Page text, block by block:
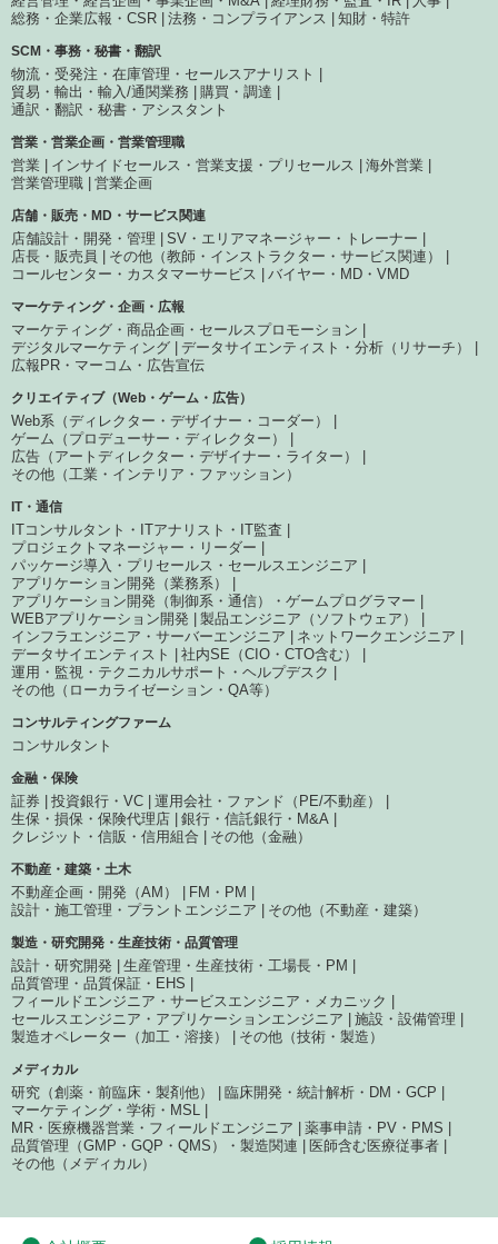
総務・企業広報・CSR
法務・コンプライアンス 知財・特許
SCM・事務・秘書・翻訳
物流・受発注・在庫管理・セールスアナリスト
貿易・輸出・輸入/通関業務
購買・調達
通訳・翻訳・秘書・アシスタント
営業・営業企画・営業管理職
営業 インサイドセールス・営業支援・プリセールス
海外営業
営業管理職
営業企画
店舗・販売・MD・サービス関連
店舗設計・開発・管理
SV・エリアマネージャー・トレーナー
店長・販売員
その他（教師・インストラクター・サービス関連）
コールセンター・カスタマーサービス
バイヤー・MD・VMD
マーケティング・企画・広報
マーケティング・商品企画・セールスプロモーション
デジタルマーケティング
データサイエンティスト・分析（リサーチ）
広報PR・マーコム・広告宣伝
クリエイティブ（Web・ゲーム・広告）
Web系（ディレクター・デザイナー・コーダー）
ゲーム（プロデューサー・ディレクター）
広告（アートディレクター・デザイナー・ライター）
その他（工業・インテリア・ファッション）
IT・通信
ITコンサルタント・ITアナリスト・IT監査
プロジェクトマネージャー・リーダー
パッケージ導入・プリセールス・セールスエンジニア
アプリケーション開発（業務系）
アプリケーション開発（制御系・通信）・ゲームプログラマー
WEBアプリケーション開発
製品エンジニア（ソフトウェア）
インフラエンジニア・サーバーエンジニア
ネットワークエンジニア
データサイエンティスト
社内SE（CIO・CTO含む）
運用・監視・テクニカルサポート・ヘルプデスク
その他（ローカライゼーション・QA等）
コンサルティングファーム
コンサルタント
金融・保険
証券 投資銀行・VC
運用会社・ファンド（PE/不動産）
生保・損保・保険代理店
銀行・信託銀行・M&A
クレジット・信販・信用組合
その他（金融）
不動産・建築・土木
不動産企画・開発（AM）
FM・PM
設計・施工管理・プラントエンジニア
その他（不動産・建築）
製造・研究開発・生産技術・品質管理
設計・研究開発
生産管理・生産技術・工場長・PM
品質管理・品質保証・EHS
フィールドエンジニア・サービスエンジニア・メカニック
セールスエンジニア・アプリケーションエンジニア
施設・設備管理
製造オペレーター（加工・溶接）
その他（技術・製造）
メディカル
研究（創薬・前臨床・製剤他）
臨床開発・統計解析・DM・GCP
マーケティング・学術・MSL
MR・医療機器営業・フィールドエンジニア
薬事申請・PV・PMS
品質管理（GMP・GQP・QMS）・製造関連
医師含む医療従事者
その他（メディカル）